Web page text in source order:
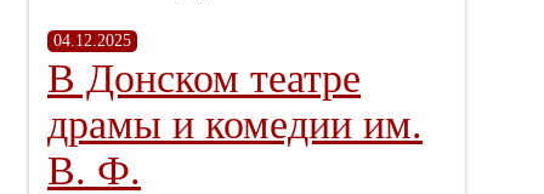
04.12.2025
В Донском театре
драмы и комедии им.
В. Ф.